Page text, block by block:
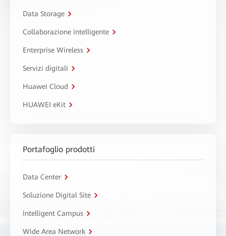
Data Storage
Collaborazione intelligente
Enterprise Wireless
Servizi digitali
Huawei Cloud
HUAWEI eKit
Portafoglio prodotti
Data Center
Soluzione Digital Site
Intelligent Campus
Wide Area Network